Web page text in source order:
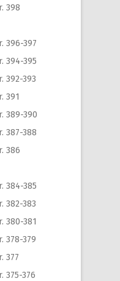
398
396-397
394-395
392-393
391
389-390
387-388
386
384-385
382-383
380-381
378-379
377
375-376